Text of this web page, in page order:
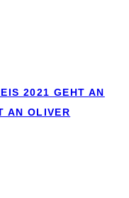
2021 GEHT AN
AN OLIVER